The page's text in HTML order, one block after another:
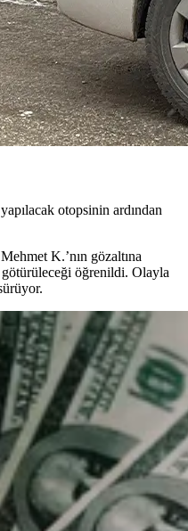
otopsinin ardından
K.’nın gözaltına
öğrenildi. Olayla